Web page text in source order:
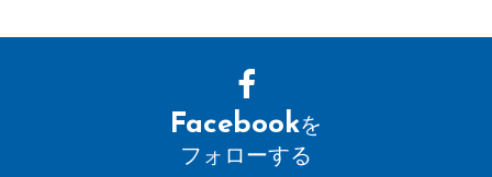
Facebookを
フォローする